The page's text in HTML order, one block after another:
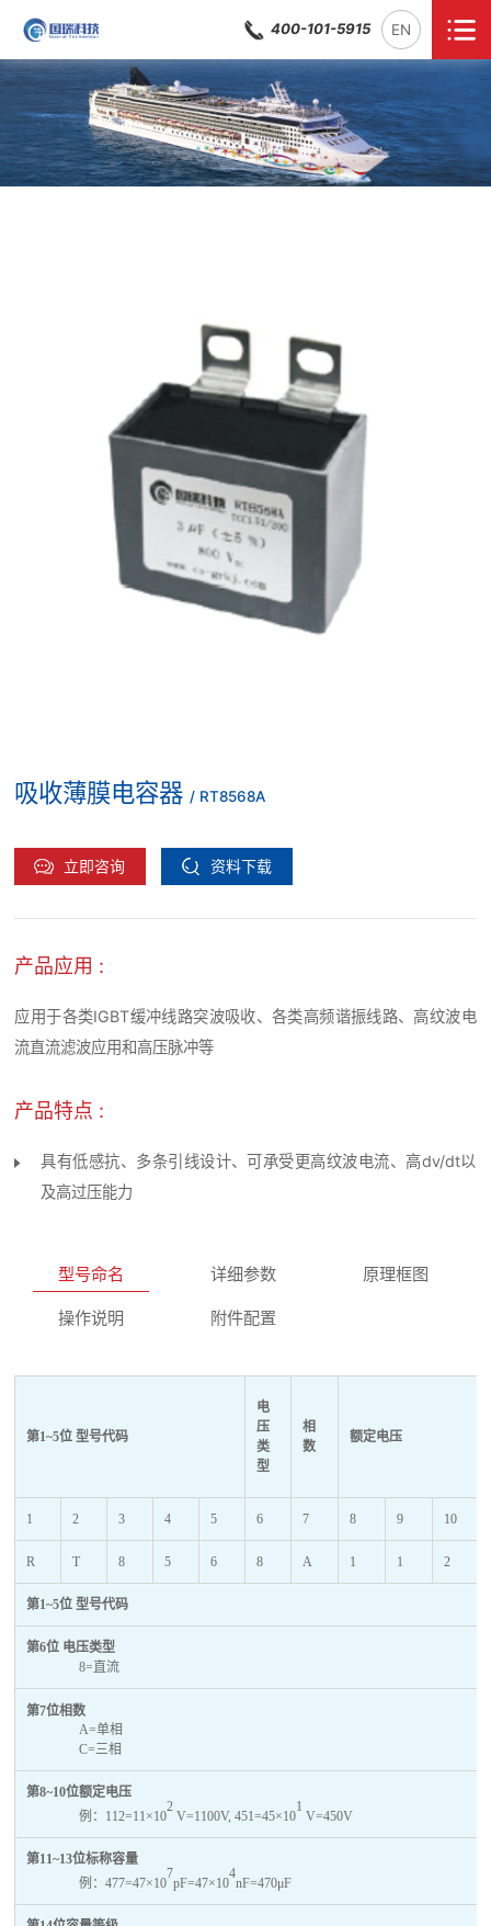
400-101-5915 EN
吸收薄膜电容器 / RT8568A
立即咨询 资料下载
产品应用 :
应用于各类IGBT缓冲线路突波吸收、各类高频谐振线路、高纹波电
流直流滤波应用和高压脉冲等
产品特点 :
具有低感抗、多条引线设计、可承受更高纹波电流、高dv/dt以
及高过压能力
型号命名 详细参数 原理框图
操作说明 附件配置
第1~5位 型号代码
电
压
类
型
相
数
额定电压
1 2 3 4 5 6 7 8 9 10
R T 8 5 6 8 A 1 1 2
第1~5位 型号代码
第6位 电压类型
8=直流
第7位相数
A=单相
C=三相
第8~10位额定电压
例：112=11×10
2
V=1100V, 451=45×10
1
V=450V
第11~13位标称容量
例：477=47×10
7
pF=47×10
4
nF=470μF